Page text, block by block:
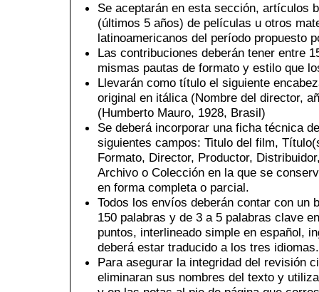
Se aceptarán en esta sección, artículos
(últimos 5 años) de películas u otros
latinoamericanos del período propuesto
Las contribuciones deberán tener entre
mismas pautas de formato y estilo que
Llevarán como título el siguiente
original en itálica (Nombre del director,
(Humberto Mauro, 1928, Brasil)
Se deberá incorporar una ficha técnica
siguientes campos: Titulo del film,
Formato, Director, Productor,
Archivo o Colección en la que se
en forma completa o parcial.
Todos los envíos deberán contar con un
150 palabras y de 3 a 5 palabras clave
puntos, interlineado simple en español,
deberá estar traducido a los tres idiomas.
Para asegurar la integridad del revisión
eliminaran sus nombres del texto y